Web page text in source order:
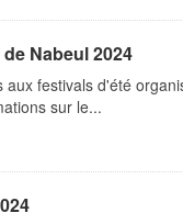
Nabeul 2024
festivals d'été
sur le...